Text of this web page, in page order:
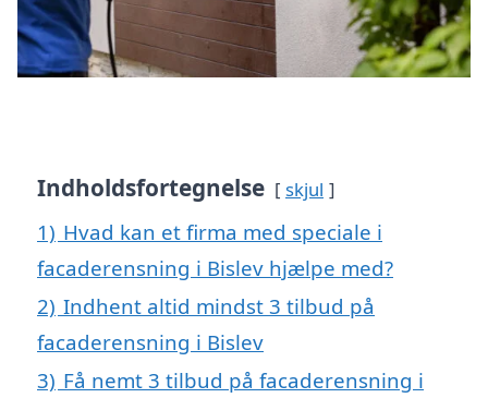
Indholdsfortegnelse skjul
1) Hvad kan et firma med speciale i
facaderensning i Bislev hjælpe med?
2) Indhent altid mindst 3 tilbud på
facaderensning i Bislev
3) Få nemt 3 tilbud på facaderensning i